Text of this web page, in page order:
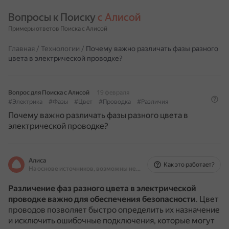
Вопросы к Поиску с Алисой
Примеры ответов Поиска с Алисой
Главная / Технологии / Почему важно различать фазы разного
цвета в электрической проводке?
Вопрос для Поиска с Алисой
19 февраля
#Электрика
#Фазы #Цвет #Проводка #Различия
Почему важно различать фазы разного цвета в
электрической проводке?
Алиса
На основе источников, возможны неточности
Как это работает?
Различение фаз разного цвета в электрической
проводке важно для обеспечения безопасности. Цвет
проводов позволяет быстро определить их назначение
и исключить ошибочные подключения, которые могут